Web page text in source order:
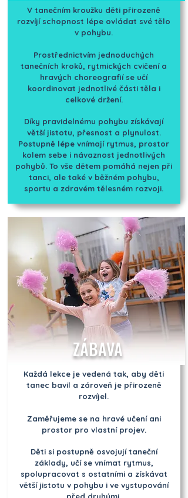
V tanečním kroužku děti přirozeně
rozvíjí schopnost lépe ovládat své tělo
v pohybu.
Prostřednictvím jednoduchých
tanečních kroků, rytmických cvičení a
hravých choreografií se učí
koordinovat jednotlivé části těla i
celkové držení.
Díky pravidelnému pohybu získávají
větší jistotu, přesnost a plynulost.
Postupně lépe vnímají rytmus, prostor
kolem sebe i návaznost jednotlivých
pohybů. To vše dětem pomáhá nejen při
tanci, ale také v běžném pohybu,
sportu a zdravém tělesném rozvoji.
ZÁBAVA
Každá lekce je vedená tak, aby děti
tanec bavil a zároveň je přirozeně
rozvíjel.
Zaměřujeme se na hravé učení ani
prostor pro vlastní projev.
Děti si postupně osvojují taneční
základy, učí se vnímat rytmus,
spolupracovat s ostatními a získávat
větší jistotu v pohybu i ve vystupování